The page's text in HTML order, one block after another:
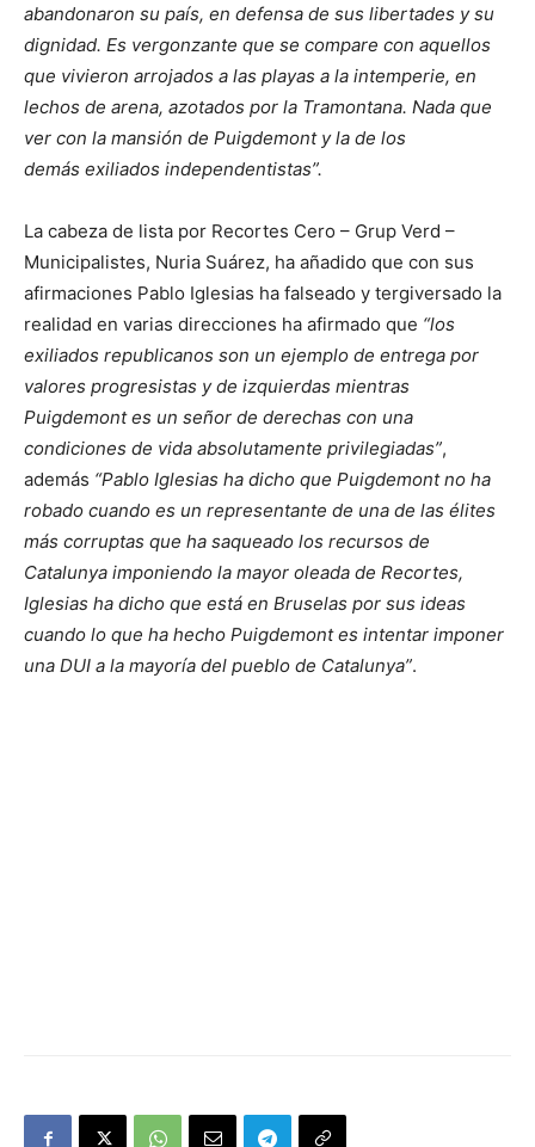
abandonaron su país, en defensa de sus libertades y su
dignidad. Es vergonzante que se compare con aquellos
que vivieron arrojados a las playas a la intemperie, en
lechos de arena, azotados por la Tramontana. Nada que
ver con la mansión de Puigdemont y la de los
demás exiliados independentistas”.
La cabeza de lista por Recortes Cero – Grup Verd –
Municipalistes, Nuria Suárez, ha añadido que con sus
afirmaciones Pablo Iglesias ha falseado y tergiversado la
realidad en varias direcciones ha afirmado que “los
exiliados republicanos son un ejemplo de entrega por
valores progresistas y de izquierdas mientras
Puigdemont es un señor de derechas con una
condiciones de vida absolutamente privilegiadas”,
además “Pablo Iglesias ha dicho que Puigdemont no ha
robado cuando es un representante de una de las élites
más corruptas que ha saqueado los recursos de
Catalunya imponiendo la mayor oleada de Recortes,
Iglesias ha dicho que está en Bruselas por sus ideas
cuando lo que ha hecho Puigdemont es intentar imponer
una DUI a la mayoría del pueblo de Catalunya”.